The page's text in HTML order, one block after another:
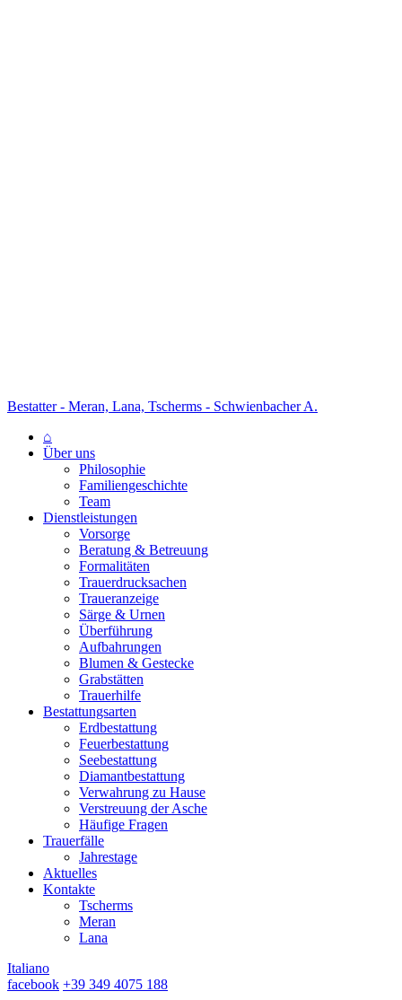
Bestatter - Meran, Lana, Tscherms - Schwienbacher A.
⌂
Über uns
Philosophie
Familiengeschichte
Team
Dienstleistungen
Vorsorge
Beratung & Betreuung
Formalitäten
Trauerdrucksachen
Traueranzeige
Särge & Urnen
Überführung
Aufbahrungen
Blumen & Gestecke
Grabstätten
Trauerhilfe
Bestattungsarten
Erdbestattung
Feuerbestattung
Seebestattung
Diamantbestattung
Verwahrung zu Hause
Verstreuung der Asche
Häufige Fragen
Trauerfälle
Jahrestage
Aktuelles
Kontakte
Tscherms
Meran
Lana
Italiano
facebook +39 349 4075 188